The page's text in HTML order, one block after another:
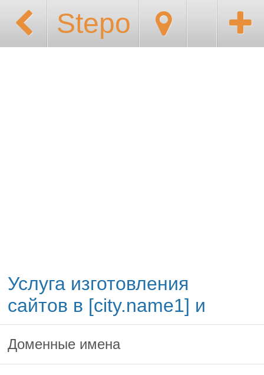
Stepo
Услуга изготовления
сайтов в [city.name1] и
Доменные имена